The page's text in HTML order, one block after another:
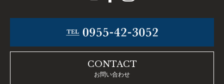
CONTACT
お問い合わせ